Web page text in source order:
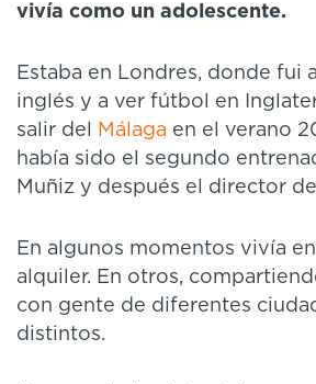
vivía como un adolescente.
Estaba en Londres, donde fui
inglés y a ver fútbol en
salir del
Málaga en el verano
había sido el segundo
Muñiz y después el director
En algunos momentos vivía
alquiler. En otros,
con gente de diferentes
distintos.